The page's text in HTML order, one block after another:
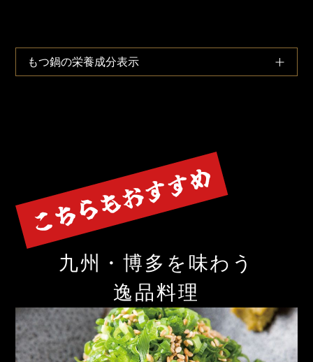
もつ鍋の栄養成分表示
九州・博多を味わう
逸品料理